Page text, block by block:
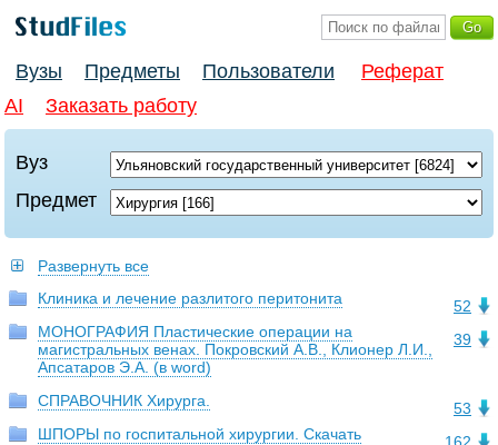
Вузы Предметы Пользователи
Реферат
AI
Заказать работу
Вуз
Предмет
Развернуть все
52
Клиника и лечение разлитого перитонита
39
МОНОГРАФИЯ Пластические операции на
магистральных венах. Покровский А.В., Клионер Л.И.,
Апсатаров Э.А. (в word)
53
СПРАВОЧНИК Хирурга.
ШПОРЫ по госпитальной хирургии. Скачать